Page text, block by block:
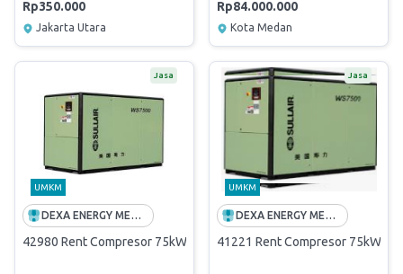
Rp350.000
Jakarta Utara
Rp84.000.000
Kota Medan
Jasa
UMKM
DEXA ENERGY MEDAN
42980 Rent Compresor 75kW,8bar,13.7m3/mn Terminal Belawan
Jasa
UMKM
DEXA ENERGY MEDAN
41221 Rent Compresor